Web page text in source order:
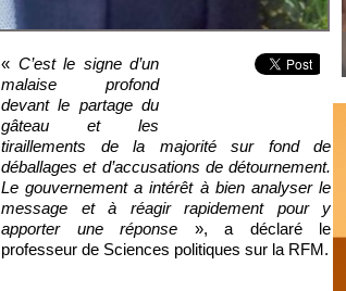
« C’est le signe d’un
malaise profond
devant le partage du
gâteau et les
tiraillements de la majorité sur fond de
déballages et d’accusations de détournement.
Le gouvernement a intérêt à bien analyser le
message et à réagir rapidement pour y
apporter une réponse », a déclaré le
professeur de Sciences politiques sur la RFM.